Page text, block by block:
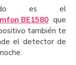
es el
BE1580 que
también te
el detector de